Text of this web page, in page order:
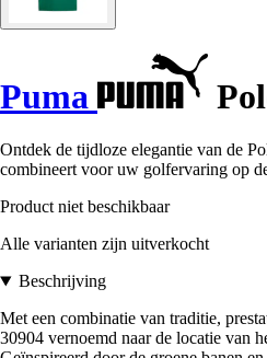
Puma
Ontdek de tijdloze elegantie van de
combineert voor uw golfervaring op
Product niet beschikbaar
Alle varianten zijn uitverkocht
Beschrijving
Met een combinatie van traditie,
30904 vernoemd naar de locatie van